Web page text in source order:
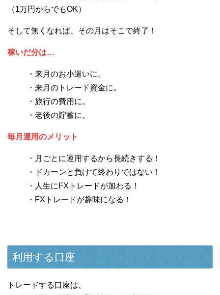
（1万円からでもOK）
そして無くなれば、その月はそこで終了！
稼いだ分は…
・来月のお小遣いに。
・来月のトレード資金に。
・旅行の費用に。
・老後の貯蓄に。
毎月運用のメリット
・月ごとに運用するから長続きする！
・ドカーンと負けて終わりではない！
・人生にFXトレードが加わる！
・FXトレードが趣味になる！
利用する口座
トレードする口座は、